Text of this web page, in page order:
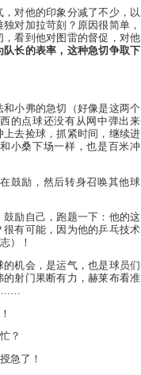
对他的印象分减了不少，以
对加拉苛刻？原因很简单，
看到他对图雷的督促，对他
队长的表率，这种急切争取下
小弗的急切（好像是这两个
的点球还没有从网中弹出来
去捡球，抓紧时间，继续进
小桑下场一样，也是百米冲
鼓励，然后转身召唤其他球
励自己，跑题一下：他的这
有可能，因为他的乒乓技术
）！
机会，是运气，也是球员们
射门果断有力，赫莱布看准
……
？
急了！